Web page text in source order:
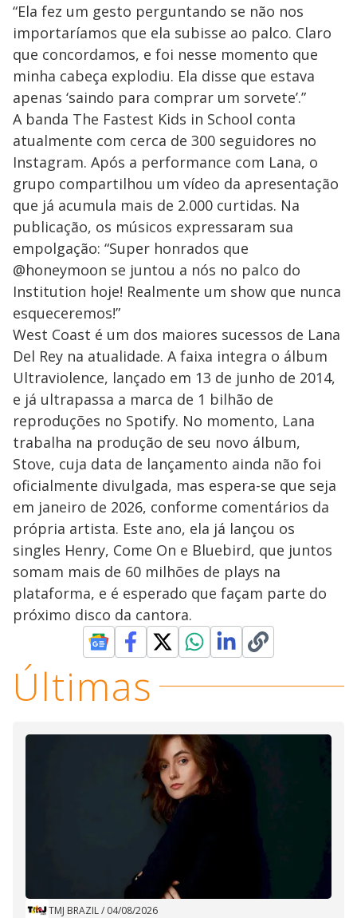
“Ela fez um gesto perguntando se não nos
importaríamos que ela subisse ao palco. Claro
que concordamos, e foi nesse momento que
minha cabeça explodiu. Ela disse que estava
apenas ‘saindo para comprar um sorvete’.”
A banda The Fastest Kids in School conta
atualmente com cerca de 300 seguidores no
Instagram. Após a performance com Lana, o
grupo compartilhou um vídeo da apresentação
que já acumula mais de 2.000 curtidas. Na
publicação, os músicos expressaram sua
empolgação: “Super honrados que
@honeymoon se juntou a nós no palco do
Institution hoje! Realmente um show que nunca
esqueceremos!”
West Coast é um dos maiores sucessos de Lana
Del Rey na atualidade. A faixa integra o álbum
Ultraviolence, lançado em 13 de junho de 2014,
e já ultrapassa a marca de 1 bilhão de
reproduções no Spotify. No momento, Lana
trabalha na produção de seu novo álbum,
Stove, cuja data de lançamento ainda não foi
oficialmente divulgada, mas espera-se que seja
em janeiro de 2026, conforme comentários da
própria artista. Este ano, ela já lançou os
singles Henry, Come On e Bluebird, que juntos
somam mais de 60 milhões de plays na
plataforma, e é esperado que façam parte do
próximo disco da cantora.
Últimas
TMJ BRAZIL/ 04/08/2026